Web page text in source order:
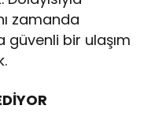
zamanda
bir ulaşım